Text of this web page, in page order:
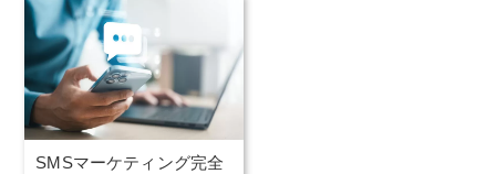
SMSマーケティング完全